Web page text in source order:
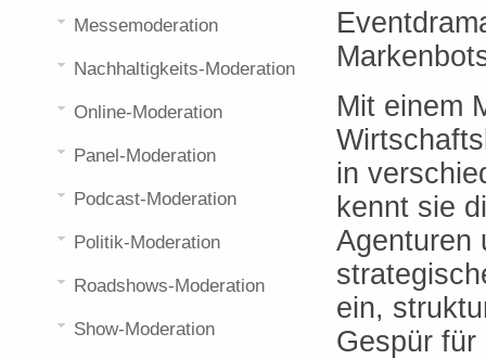
Mit einem
in
kennt sie
Agenturen
ein,
Gespür für
Messemoderation
Nachhaltigkeits-Moderation
Online-Moderation
Panel-Moderation
Podcast-Moderation
Politik-Moderation
Roadshows-Moderation
Show-Moderation